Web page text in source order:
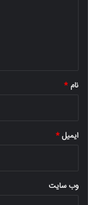
نام *
ایمیل*
وب‌ سایت